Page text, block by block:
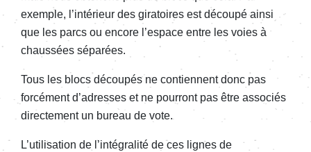
exemple, l’intérieur des giratoires est découpé ainsi
que les parcs ou encore l’espace entre les voies à
chaussées séparées.
Tous les blocs découpés ne contiennent donc pas
forcément d’adresses et ne pourront pas être associés
directement un bureau de vote.
L’utilisation de l’intégralité de ces lignes de